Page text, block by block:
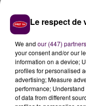
fédération locale
ECOUTER LE
Le respect de
We and our (447) partners
your consent and/or our
information on a device;
profiles for personalised
advertising; Measure
performance;
of data from different